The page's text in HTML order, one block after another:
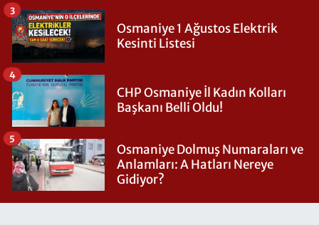
Osmaniye 1 Ağustos Elektrik
Kesinti Listesi
3
CHP Osmaniye İl Kadın Kolları
Başkanı Belli Oldu!
4
Osmaniye Dolmuş Numaraları ve
Anlamları: A Hatları Nereye
Gidiyor?
5